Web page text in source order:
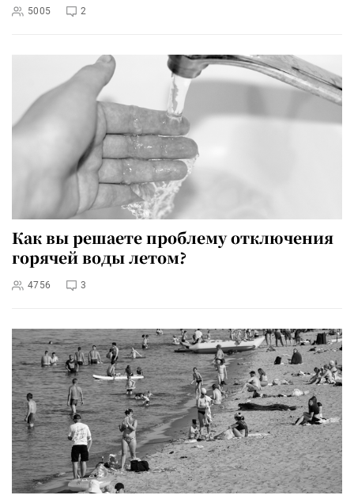
5005 2
Как вы решаете проблему отключения
горячей воды летом?
4756 3